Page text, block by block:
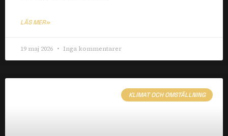
LÄS MER»
19 maj 2026 Inga kommentarer
KLIMAT OCH OMSTÄLLNING